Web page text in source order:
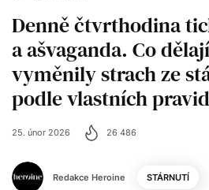
Denně čtvrthodina
a ašvaganda. Co
vyměnily strach ze
podle vlastních
Redakce Heroine
25. únor 2026 26 486
STÁRNUTÍ